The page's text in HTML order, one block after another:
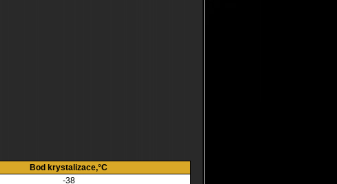
Bod krystalizace,°C
-38